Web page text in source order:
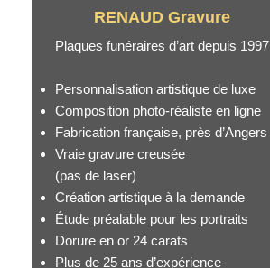
RENAUD Gravure
Plaques funéraires d’art depuis 1997
Personnalisation artistique de luxe
Composition photo-réaliste en ligne
Fabrication française, près d’Angers
Vraie gravure creusée
(pas de laser)
Création artistique à la demande
Étude préalable pour les portraits
Dorure en or 24 carats
Plus de 25 ans d’expérience